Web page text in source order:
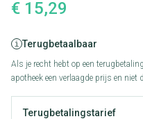
€ 15,29
Terugbetaalbaar
Als je recht hebt op een
apotheek een verlaagde prijs en
Terugbetalingstarief